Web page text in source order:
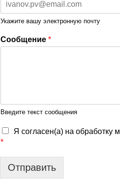
Укажите вашу электронную почту
Сообщение *
Введите текст сообщения
Я согласен(а) на обработку
*
Отправить